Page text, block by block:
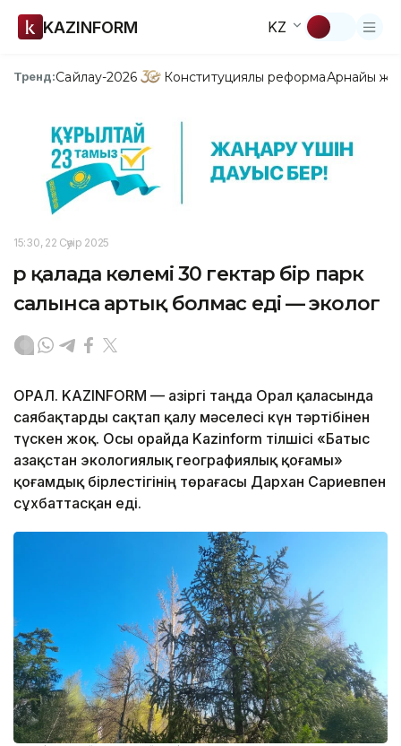
KAZINFORM KZ
Тренд:Сайлау-2026 Конституциялық реформаАрнайы
15:30, 22 Сәуір 2025
Әр қалада көлемі 30 гектар бір парк
салынса артық болмас еді — эколог
ОРАЛ. KAZINFORM — Қазіргі таңда Орал қаласында
саябақтарды сақтап қалу мәселесі күн тәртібінен
түскен жоқ. Осы орайда Kazinform тілшісі «Батыс
Қазақстан экологиялық географиялық қоғамы»
қоғамдық бірлестігінің төрағасы Дархан Сариевпен
сұхбаттасқан еді.